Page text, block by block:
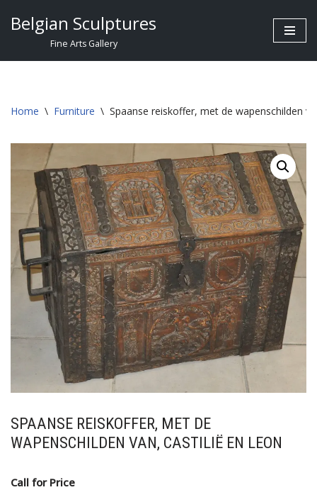
Belgian Sculptures
Fine Arts Gallery
Home \ Furniture \ Spaanse reiskoffer, met de wapenschilden
SPAANSE REISKOFFER, MET DE
WAPENSCHILDEN VAN, CASTILIË EN LEON
Call for Price